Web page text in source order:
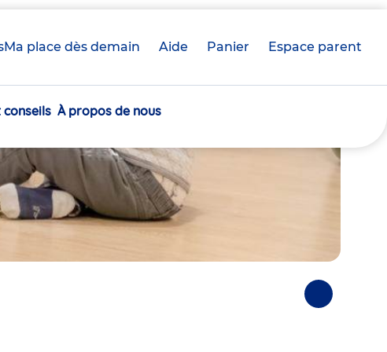
Ma place dès demain Aide Panier crèche(s)
Espace parent
conseils À propos de nous
Photos
suivantes